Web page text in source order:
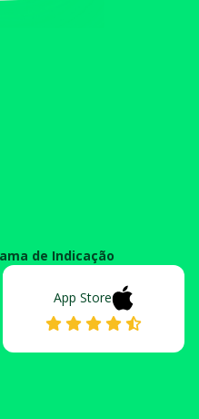
de Indicação
App Store